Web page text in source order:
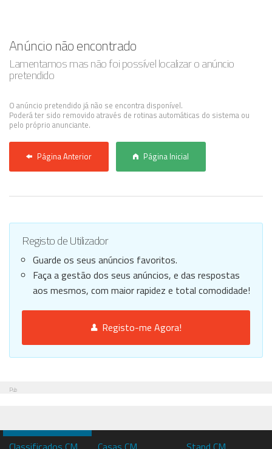
Registo / Login
Anunciar Agora
Anúncio não encontrado
Lamentamos mas não foi possível localizar o anúncio
pretendido
O anúncio pretendido já não se encontra disponível.
Poderá ter sido removido através de rotinas automáticas do sistema ou
pelo próprio anunciante.
Página Anterior Página Inicial
Registo de Utilizador
Guarde os seus anúncios favoritos.
Faça a gestão dos seus anúncios, e das respostas
aos mesmos, com maior rapidez e total comodidade!
Registo-me Agora!
Pub